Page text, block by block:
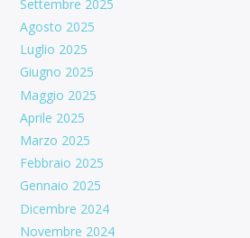
Settembre 2025
Agosto 2025
Luglio 2025
Giugno 2025
Maggio 2025
Aprile 2025
Marzo 2025
Febbraio 2025
Gennaio 2025
Dicembre 2024
Novembre 2024